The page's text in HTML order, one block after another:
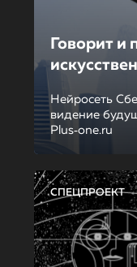
Говорит и
Нейросеть
видение
Plus‑one.ru
СПЕЦПРОЕКТ